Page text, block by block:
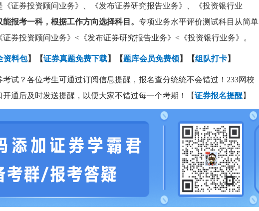
《证券投资顾问业务》、《发布证券研究报告业务》、《投资银行业
能报考一科，根据工作方向选择科目。 专项业务水平评价测试科目从简单
券投资顾问业务》<《发布证券研究报告业务》<《投资银行业务》。
资料包】【证券真题免费下载】 【题库会员免费领】【组队打卡】
考试？各位考生可通过订阅信息提醒，报名查分统统不会错过！233网校
开通后及时发送提醒，以便大家不错过每一个考期！【证券报名提醒】